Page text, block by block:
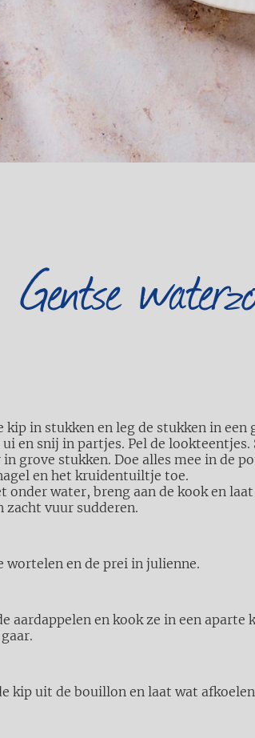
Gentse
kip in stukken en leg de stukken in een
ui en snij in partjes. Pel de
in grove stukken. Doe alles mee in de
en het kruidentuiltje toe.
onder water, breng aan de kook en
zacht vuur sudderen.
wortelen en de prei in julienne.
aardappelen en kook ze in een aparte
kip uit de bouillon en laat wat